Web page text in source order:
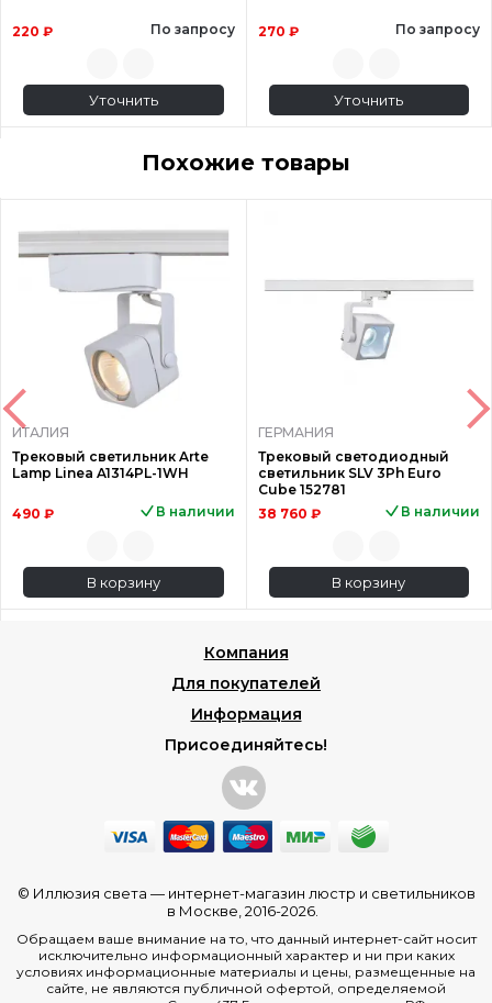
220 ₽ По запросу
Уточнить
270 ₽ По запросу
Уточнить
Похожие товары
ИТАЛИЯ
Трековый светильник Arte
Lamp Linea A1314PL-1WH
490 ₽ В наличии
В корзину
ГЕРМАНИЯ
Трековый светодиодный
светильник SLV 3Ph Euro
Cube 152781
38 760 ₽
В наличии
В корзину
Компания
Для покупателей
Информация
Присоединяйтесь!
© Иллюзия света — интернет-магазин люстр и светильников
в Москве , 2016-2026.
Обращаем ваше внимание на то, что данный интернет-сайт носит
исключительно информационный характер и ни при каких
условиях информационные материалы и цены, размещенные на
сайте, не являются публичной офертой, определяемой